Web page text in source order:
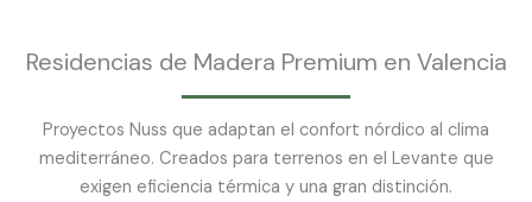
Residencias de Madera Premium en Valencia
Proyectos Nuss que adaptan el confort nórdico al clima
mediterráneo. Creados para terrenos en el Levante que
exigen eficiencia térmica y una gran distinción.